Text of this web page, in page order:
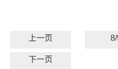
上一页
下一页